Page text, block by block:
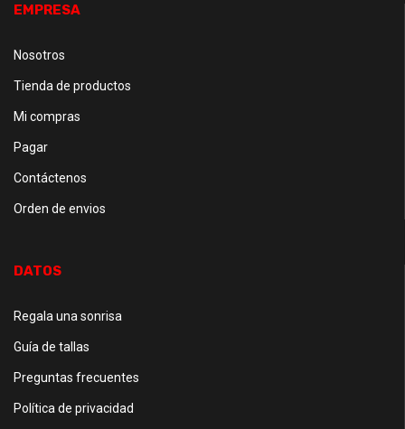
EMPRESA
Nosotros
Tienda de productos
Mi compras
Pagar
Contáctenos
Orden de envios
DATOS
Regala una sonrisa
Guía de tallas
Preguntas frecuentes
Política de privacidad